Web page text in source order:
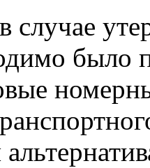
случае
было